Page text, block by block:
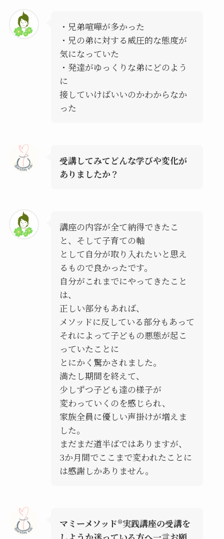
・兄弟喧嘩が多かった
・兄の弟に対する威圧的な態度が
気になっていた
・発達がゆっくりな弟にどのよう
に
接していけばいいのかわからなか
った
受講してみてどんな学びや変化が
ありましたか？
講座の内容が全て納得できたこ
と、そして子育ての軸
として自分が取り入れたいと思え
るもので良かったです。
自分がこれまでにやってきたこと
は、
正しい部分もあれば、
メソッドに反している部分もあって
それによって子どもの悪態が起こ
っていたことに
とにかく驚かされました。
満たし期間を終えて、
少しずつ子ども達の様子が
変わっていくのを感じられ、
家族全員に優しい声掛けが増えま
した。
まだまだ道半ばではありますが、
3か月間でここまで変われたことに
は感謝しかありません。
マミーメソッド®︎実践講座の受講を